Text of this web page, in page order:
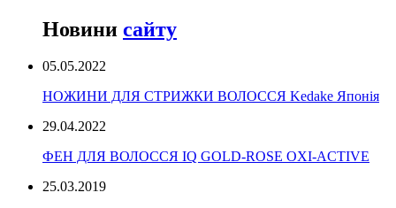
Новини сайту
05.05.2022
НОЖИНИ ДЛЯ СТРИЖКИ ВОЛОССЯ Kedake Японія
29.04.2022
ФЕН ДЛЯ ВОЛОССЯ IQ GOLD-ROSE OXI-ACTIVE
25.03.2019